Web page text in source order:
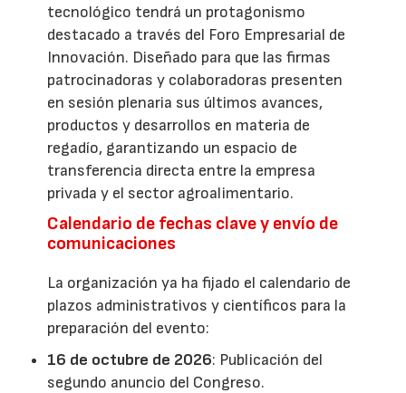
tecnológico tendrá un protagonismo
destacado a través del Foro Empresarial de
Innovación. Diseñado para que las firmas
patrocinadoras y colaboradoras presenten
en sesión plenaria sus últimos avances,
productos y desarrollos en materia de
regadío, garantizando un espacio de
transferencia directa entre la empresa
privada y el sector agroalimentario.
Calendario de fechas clave y envío de
comunicaciones
La organización ya ha fijado el calendario de
plazos administrativos y científicos para la
preparación del evento:
16 de octubre de 2026: Publicación del
segundo anuncio del Congreso.